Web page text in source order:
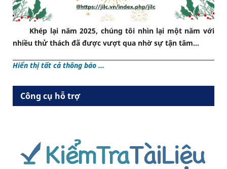
Khép lại năm 2025, chúng tôi nhìn lại một năm với
nhiều thử thách đã được vượt qua nhờ sự tận tâm...
Hiển thị tất cả thông báo ...
Công cụ hỗ trợ